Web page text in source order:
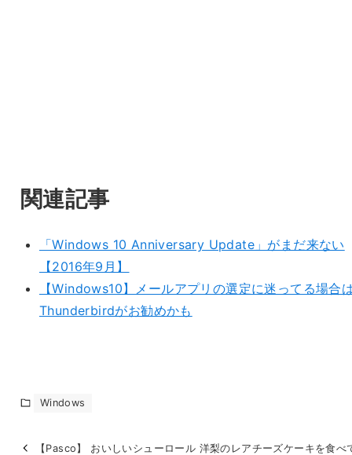
関連記事
「Windows 10 Anniversary Update」がまだ来ない
【2016年9月】
【Windows10】メールアプリの選定に迷ってる場合
Thunderbirdがお勧めかも
Windows
【Pasco】 おいしいシューロール 洋梨のレアチーズケーキを食べ